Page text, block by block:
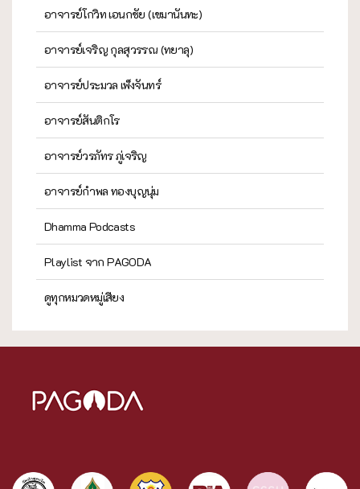
อาจารย์โกวิท เอนกชัย (เขมานันทะ)
อาจารย์เจริญ กุลสุวรรณ (ทยาลุ)
อาจารย์ประมวล เพ็งจันทร์
อาจารย์สันติกโร
อาจารย์วรภัทร ภู่เจริญ
อาจารย์กำพล ทองบุญนุ่ม
Dhamma Podcasts
Playlist จาก PAGODA
ดูทุกหมวดหมู่เสียง